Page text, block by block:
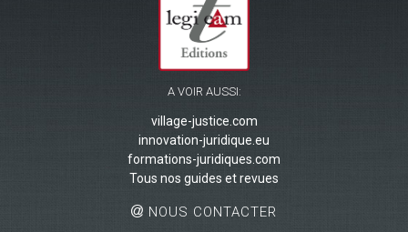
A VOIR AUSSI:
village-justice.com
innovation-juridique.eu
formations-juridiques.com
Tous nos guides et revues
NOUS CONTACTER